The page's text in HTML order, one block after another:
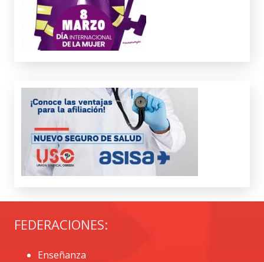
FEDERACIONES:
Enseñanza